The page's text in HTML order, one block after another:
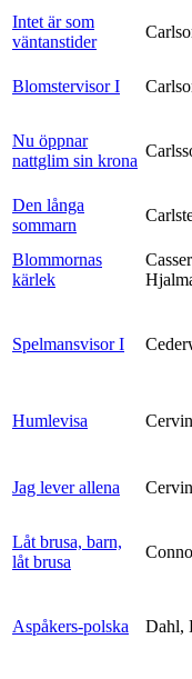
Intet är som
väntanstider
Blomstervisor I
Nu öppnar
nattglim sin krona
Den långa
sommarn
Blommornas
kärlek
Spelmansvisor I
Humlevisa
Jag lever allena
Låt brusa, barn,
låt brusa
Aspåkers-polska Dahl,